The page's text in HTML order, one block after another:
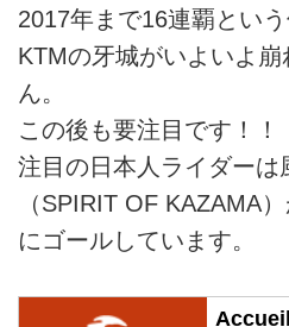
2017年まで16連覇とい
KTMの牙城がいよいよ
ん。
この後も要注目です！！
注目の日本人ライダーは
（SPIRIT OF KAZAMA
にゴールしています。